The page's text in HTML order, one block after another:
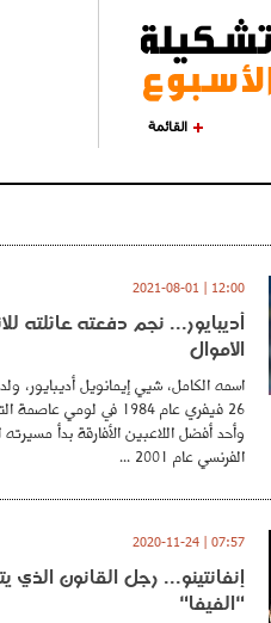
القائمة
12:00 | 2021-08-01
أديبايور... نجم دفعته عائلته
الأموال
اسمه الكامل، شيي إيمانويل أديبايور،
26 فيفري عام 1984 في لومي
وأحد أفضل اللاعبين الأفارقة بدأ
الفرنسي عام 2001 ...
07:57 | 2020-11-24
إنفانتينو... رجل القانون
"الفيفا"